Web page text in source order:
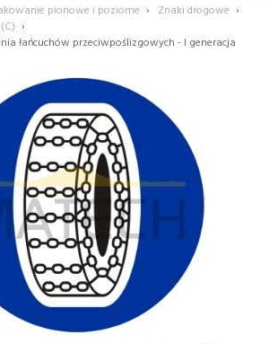
pionowe i poziome › Znaki drogowe ›
›
łańcuchów przeciwpoślizgowych - I generacja